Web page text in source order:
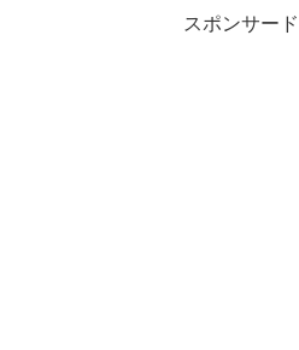
スポンサー